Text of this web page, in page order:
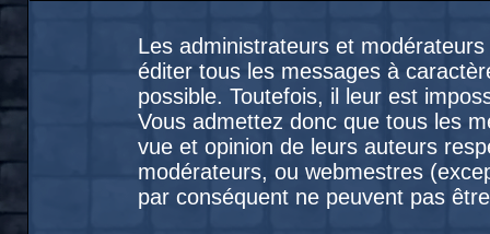
Les administrateurs et
éditer tous les messages à
possible. Toutefois, il leur est
Vous admettez donc que tous les
vue et opinion de leurs auteurs
modérateurs, ou webmestres
par conséquent ne peuvent pas